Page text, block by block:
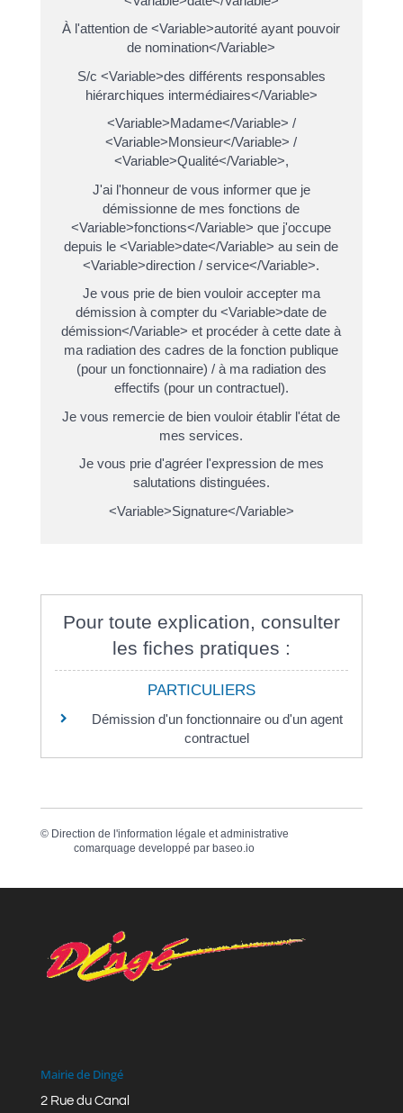
À l'attention de <Variable>autorité ayant pouvoir
de nomination</Variable>
S/c <Variable>des différents responsables
hiérarchiques intermédiaires</Variable>
<Variable>Madame</Variable> /
<Variable>Monsieur</Variable> /
<Variable>Qualité</Variable>,
J'ai l'honneur de vous informer que je
démissionne de mes fonctions de
<Variable>fonctions</Variable> que j'occupe
depuis le <Variable>date</Variable> au sein de
<Variable>direction / service</Variable>.
Je vous prie de bien vouloir accepter ma
démission à compter du <Variable>date de
démission</Variable> et procéder à cette date à
ma radiation des cadres de la fonction publique
(pour un fonctionnaire) / à ma radiation des
effectifs (pour un contractuel).
Je vous remercie de bien vouloir établir l'état de
mes services.
Je vous prie d'agréer l'expression de mes
salutations distinguées.
<Variable>Signature</Variable>
Pour toute explication, consulter
les fiches pratiques :
PARTICULIERS
Démission d'un fonctionnaire ou d'un agent
contractuel
© Direction de l'information légale et administrative
comarquage developpé par baseo.io
Mairie de Dingé
2 Rue du Canal